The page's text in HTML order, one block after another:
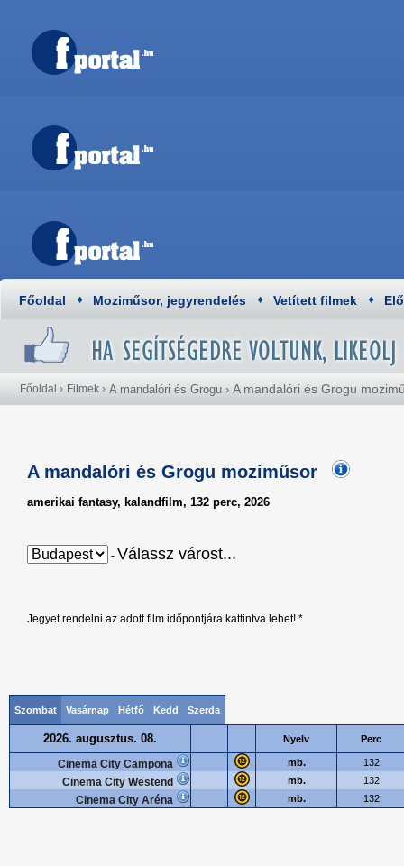
Főoldal Moziműsor, jegyrendelés Vetített filmek
Főoldal › Filmek › A mandalóri és Grogu › A mandalóri és Grogu
A mandalóri és Grogu moziműsor
amerikai fantasy, kalandfilm, 132 perc, 2026
- Válassz várost...
Jegyet rendelni az adott film időpontjára kattintva lehet! *
Szombat Vasárnap Hétfő Kedd Szerda
2026. augusztus. 08. Nyelv Perc
Cinema City Campona mb. 132
Cinema City Westend mb. 132
Cinema City Aréna mb. 132